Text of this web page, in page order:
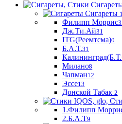
Сигареты
Филипп Моррис
Дж.Ти.Ай31
ITG(Реемтсма)0
Б.А.Т.31
Милано8
Чапман12
Эссе13
Донской Табак 2
1.Филипп
2.Б.А.Т9